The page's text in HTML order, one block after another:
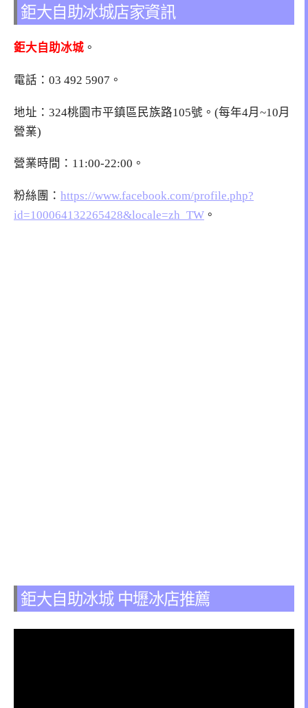
鉅大自助冰城店家資訊
鉅大自助冰城 。
電話： 03 492 5907 。
地址：324桃園市平鎮區民族路105號。(每年4月~10月
營業)
營業時間：11:00-22:00。
粉絲團： https://www.facebook.com/profile.php?
id=100064132265428&locale=zh_TW 。
鉅大自助冰城 中壢冰店推薦